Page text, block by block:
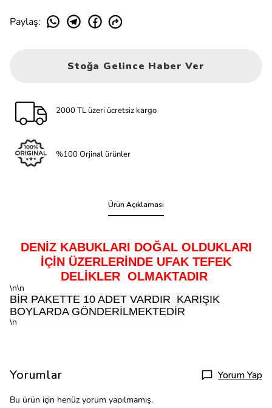
Paylaş:
Stoğa Gelince Haber Ver
2000 TL üzeri ücretsiz kargo
%100 Orjinal ürünler
Ürün Açıklaması
DENİZ KABUKLARI DOĞAL OLDUKLARI
İÇİN ÜZERLERİNDE UFAK TEFEK
DELİKLER OLMAKTADIR
\n\n
BİR PAKETTE 10 ADET VARDIR KARIŞIK
BOYLARDA GÖNDERİLMEKTEDİR
\n
Yorumlar Yorum Yap
Bu ürün için henüz yorum yapılmamış.